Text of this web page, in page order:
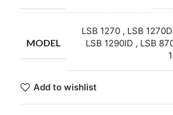
MODEL
LSB 1270 , LSB
LSB 1290ID , LSB
Add to wishlist